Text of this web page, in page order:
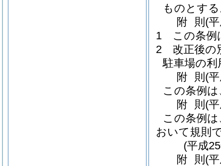
ものとす
附 則 (
1
この条例
2
改正後の
駐車場の
附 則 (
この条例
附 則 (
この条例
おいて規則
(平成
附 則 (